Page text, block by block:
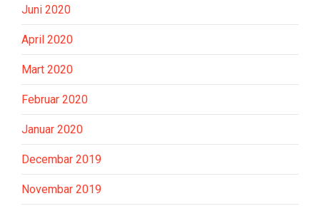
Juni 2020
April 2020
Mart 2020
Februar 2020
Januar 2020
Decembar 2019
Novembar 2019